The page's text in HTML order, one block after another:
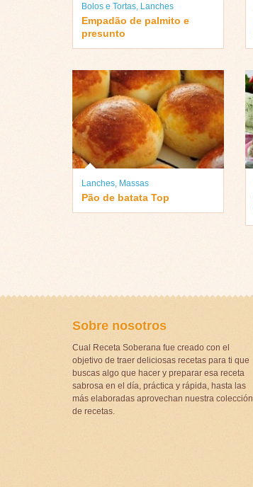
Bolos e Tortas, Lanches
Empadão de palmito e
presunto
Lanches, Massas
Pão de batata Top
Sobre nosotros
Cual Receta Soberana fue creado con el
objetivo de traer deliciosas recetas para ti que
buscas algo que hacer y preparar esa receta
sabrosa en el día, práctica y rápida, hasta las
más elaboradas aprovechan nuestra colección
de recetas.